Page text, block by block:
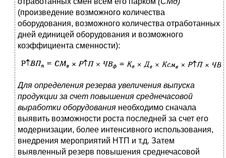
(произведение возможного количества
оборудования, возможного количества отработанных
дней единицей оборудования и возможного
коэффициента сменности):
Для определения резерва увеличения выпуска
продукции за счет повышения среднечасовой
выработки оборудования необходимо сначала
выявить возможности роста последней за счет его
модернизации, более интенсивного использования,
внедрения мероприятий НТП и т.д. Затем
выявленный резерв повышения среднечасовой